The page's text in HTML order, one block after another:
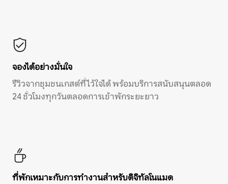
จองได้อย่างมั่นใจ
รีวิวจากชุมชนเกสต์ที่ไว้ใจได้ พร้อมบริการสนับสนุนตลอด
24 ชั่วโมงทุกวันตลอดการเข้าพักระยะยาว
ที่พักเหมาะกับการทำงานสำหรับดิจิทัลโนแมด